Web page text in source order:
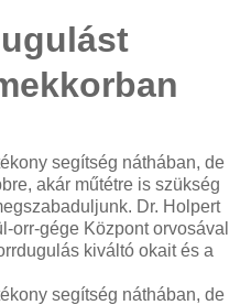
segítség náthában, de
akár műtétre is szükség
Dr. Holpert
orr-gége Központ orvosával
kiváltó okait és a
segítség náthában, de